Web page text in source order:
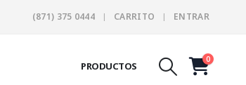
(871) 375 0444 CARRITO ENTRAR
PRODUCTOS
0